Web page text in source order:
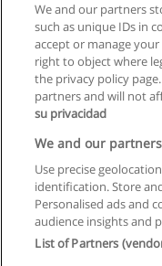
Polityka
Copyright ©
We and our partners
such as unique IDs in
accept or manage
right to object where
the privacy policy
partners and will not
su privacidad
We and our
Use precise
identification. Store
Personalised ads and
audience insights and
List of Partners